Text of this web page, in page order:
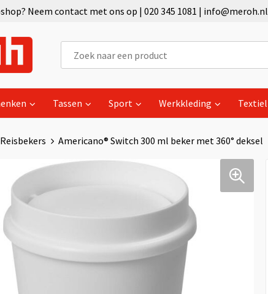
Neem contact met ons op | 020 345 1081 | info@meroh.nl
Tassen Sport Werkkleding Textiel
Reisbekers Americano® Switch 300 ml beker met 360° deksel